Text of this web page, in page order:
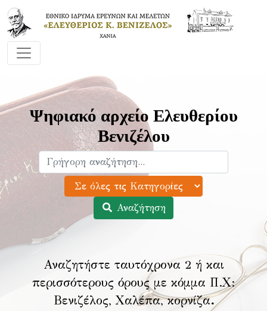
Ψηφιακό αρχείο Ελευθερίου
Βενιζέλου
Αναζήτηση
Αναζητήστε ταυτόχρονα 2 ή και
περισσότερους όρους με κόμμα Π.Χ:
Βενιζέλος, Χαλέπα, κορνίζα.